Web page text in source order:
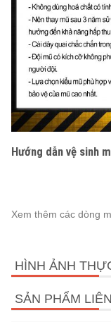
Hướng dẫn vệ sinh
Xem thêm các dòng
HÌNH ẢNH
SẢN PHẨM